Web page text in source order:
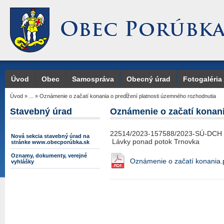
Úvod Obec Samospráva Obecný úrad Fotogaléria
Úvod » » Oznámenie o začatí konania o predĺžení platnosti územného rozhodnutia
Stavebný úrad
Nová sekcia stavebný úrad na
stránke www.obecporúbka.sk
Oznamy, dokumenty, verejné
vyhlášky
Oznámenie o začatí
22514/2023-157588/2023-SÚ-DCH
Lávky ponad potok Trnovka
Oznámenie o začatí